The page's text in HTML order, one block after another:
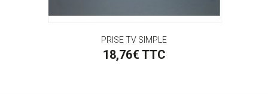
PRISE TV SIMPLE
18,76€ TTC